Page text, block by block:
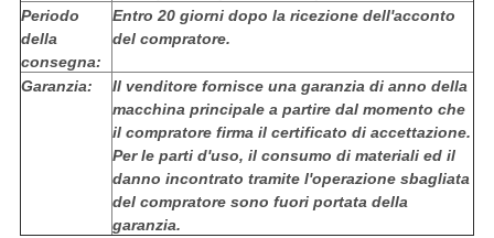
Periodo
della
consegna:
Entro 20 giorni dopo la ricezione dell'acconto
del compratore.
Garanzia:
Il venditore fornisce una garanzia di anno della
macchina principale a partire dal momento che
il compratore firma il certificato di accettazione.
Per le parti d'uso, il consumo di materiali ed il
danno incontrato tramite l'operazione sbagliata
del compratore sono fuori portata della
garanzia.